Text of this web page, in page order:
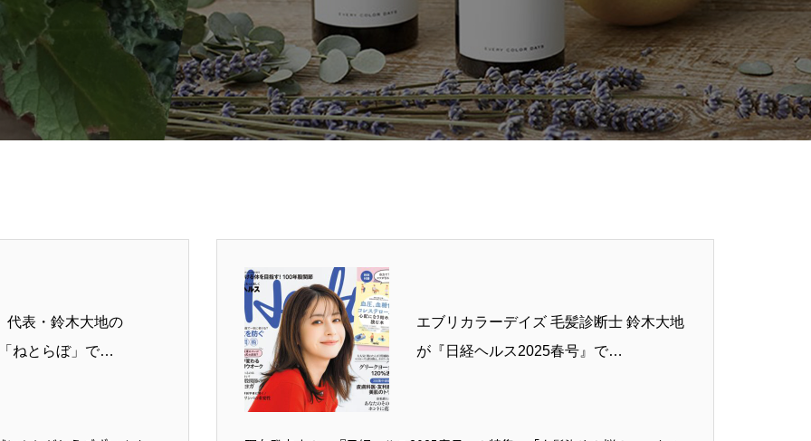
代表・鈴木大地の
ねとらぼ」で…
エブリカラーデイズ 毛髪診断士 鈴木大地
が『日経ヘルス2025春号』で…